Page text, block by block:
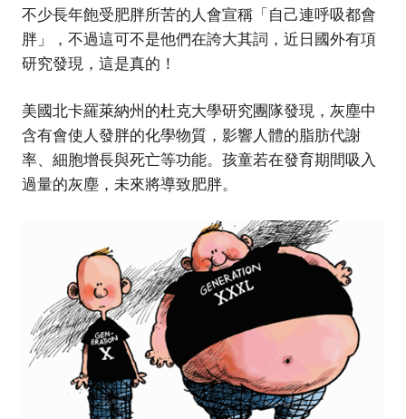
不少長年飽受肥胖所苦的人會宣稱「自己連呼吸都會
胖」，不過這可不是他們在誇大其詞，近日國外有項
研究發現，這是真的！
美國北卡羅萊納州的杜克大學研究團隊發現，灰塵中
含有會使人發胖的化學物質，影響人體的脂肪代謝
率、細胞增長與死亡等功能。孩童若在發育期間吸入
過量的灰塵，未來將導致肥胖。